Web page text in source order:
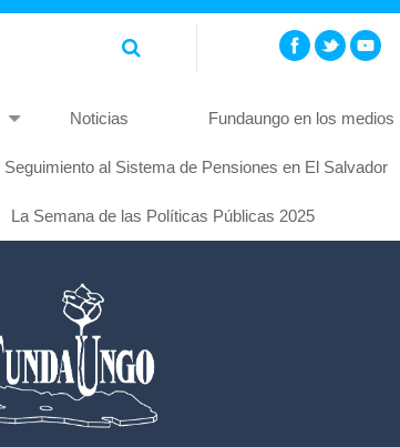
Noticias Fundaungo en los medios
Seguimiento al Sistema de Pensiones en El Salvador
La Semana de las Políticas Públicas 2025